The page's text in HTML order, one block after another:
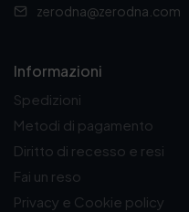
zerodna@zerodna.com
Informazioni
Spedizioni
Metodi di pagamento
Diritto di recesso e resi
Fai un reso
Privacy e Cookie policy